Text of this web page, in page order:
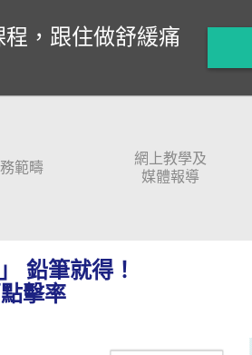
範疇
網上教學及
媒體報導
鉛筆就得！
擊率
，跟住做舒緩痛